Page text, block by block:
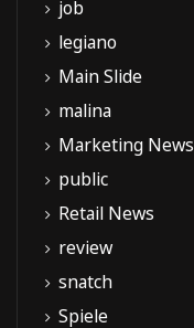
job
legiano
Main Slide
malina
Marketing News
public
Retail News
review
snatch
Spiele